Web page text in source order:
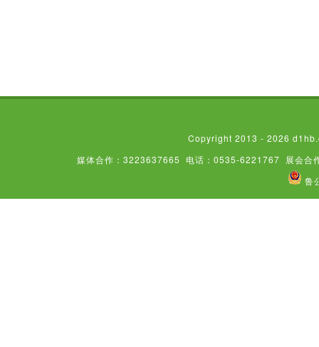
Copyright 2013 - 2026
媒体合作：3223637665
电话：0535-6221767 展会合
鲁